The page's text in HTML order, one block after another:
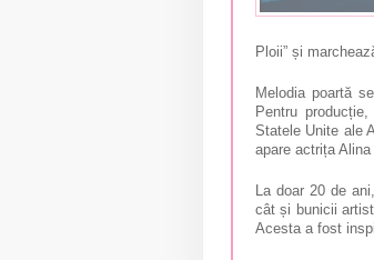
Ploii” și
Melodia poartă
Pentru
Statele Unite ale
apare actrița
La doar 20 de
cât și bunicii
Acesta a fost